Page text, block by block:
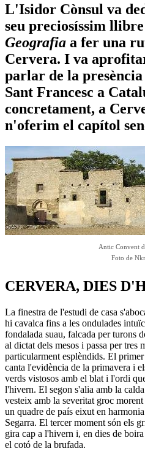
L'Isidor Cònsul va
seu preciosíssim llibre
Geografia a fer una
Cervera. I va
parlar de la
Sant Francesc a
concretament, a
n'oferim el capítol
Antic Convent
Foto de
CERVERA, DIES
La finestra de l'estudi de casa
hi cavalca fins a les ondulades
fondalada suau, falcada per turons
al dictat dels mesos i passa per tres
particularment esplèndids. El
canta l'evidència de la primavera i
verds vistosos amb el blat i l'ordi
l'hivern. El segon s'alia amb la
vesteix amb la severitat groc
un quadre de país eixut en
Segarra. El ter­cer moment són els
gira cap a l'hivern i, en dies de
el cotó de la brufada.